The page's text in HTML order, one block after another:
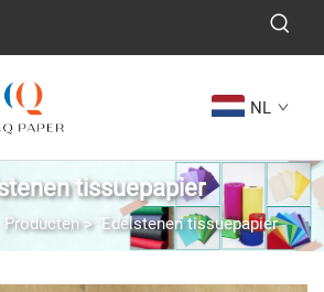
NL
tissuepapier
Producten> Edelstenen tissuepapier